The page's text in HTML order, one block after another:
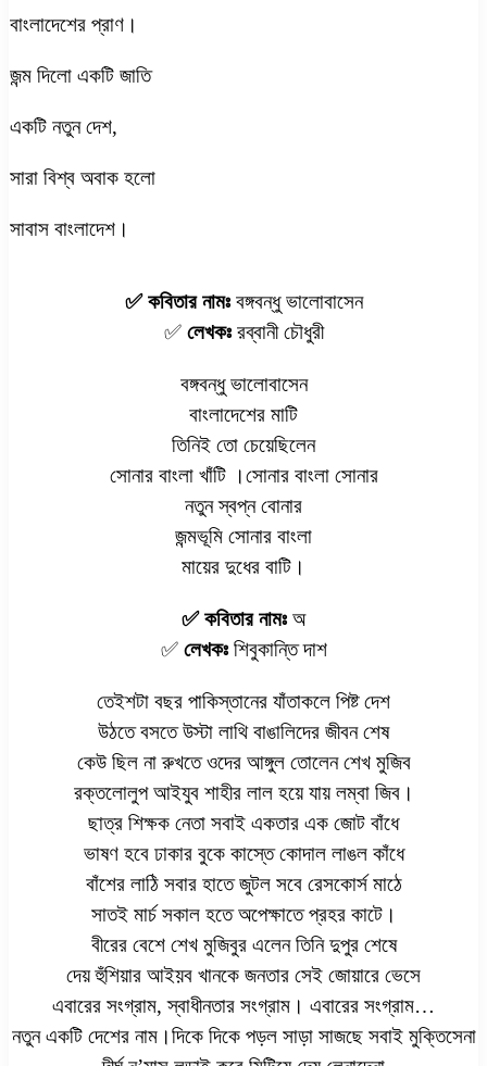
বাংলাদেশের প্রাণ।
জন্ম দিলো একটি জাতি
একটি নতুন দেশ,
সারা বিশ্ব অবাক হলো
সাবাস বাংলাদেশ।
✅ কবিতার নামঃবঙ্গবন্ধু ভালোবাসেন
✅ লেখকঃরব্বানী চৌধুরী
বঙ্গবন্ধু ভালোবাসেন
বাংলাদেশের মাটি
তিনিই তো চেয়েছিলেন
সোনার বাংলা খাঁটি ।সোনার বাংলা সোনার
নতুন স্বপ্ন বোনার
জন্মভূমি সোনার বাংলা
মায়ের দুধের বাটি।
✅ কবিতার নামঃ অ
✅ লেখকঃশিবুকান্তি দাশ
তেইশটা বছর পাকিস্তানের যাঁতাকলে পিষ্ট দেশ
উঠতে বসতে উস্টা লাথি বাঙালিদের জীবন শেষ
কেউ ছিল না রুখতে ওদের আঙ্গুল তোলেন শেখ মুজিব
রক্তলোলুপ আইযুব শাহীর লাল হয়ে যায় লম্বা জিব।
ছাত্র শিক্ষক নেতা সবাই একতার এক জোট বাঁধে
ভাষণ হবে ঢাকার বুকে কাস্তে কোদাল লাঙল কাঁধে
বাঁশের লাঠি সবার হাতে জুটল সবে রেসকোর্স মাঠে
সাতই মার্চ সকাল হতে অপেক্ষাতে প্রহর কাটে।
বীরের বেশে শেখ মুজিবুর এলেন তিনি দুপুর শেষে
দেয় হুঁশিয়ার আইয়ব খানকে জনতার সেই জোয়ারে ভেসে
এবারের সংগ্রাম, স্বাধীনতার সংগ্রাম। এবারের সংগ্রাম…
নতুন একটি দেশের নাম।দিকে দিকে পড়ল সাড়া সাজছে সবাই মুক্তিসেনা